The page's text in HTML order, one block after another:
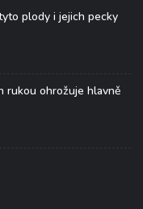
plody i jejich pecky
rukou ohrožuje hlavně